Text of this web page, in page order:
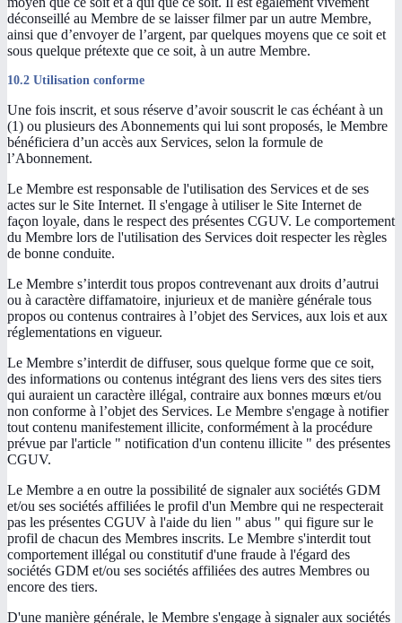
déconseillé au Membre de se laisser filmer par un autre Membre,
ainsi que d’envoyer de l’argent, par quelques moyens que ce soit et
sous quelque prétexte que ce soit, à un autre Membre.
10.2 Utilisation conforme
Une fois inscrit, et sous réserve d’avoir souscrit le cas échéant à un
(1) ou plusieurs des Abonnements qui lui sont proposés, le Membre
bénéficiera d’un accès aux Services, selon la formule de
l’Abonnement.
Le Membre est responsable de l'utilisation des Services et de ses
actes sur le Site Internet. Il s'engage à utiliser le Site Internet de
façon loyale, dans le respect des présentes CGUV. Le comportement
du Membre lors de l'utilisation des Services doit respecter les règles
de bonne conduite.
Le Membre s’interdit tous propos contrevenant aux droits d’autrui
ou à caractère diffamatoire, injurieux et de manière générale tous
propos ou contenus contraires à l’objet des Services, aux lois et aux
réglementations en vigueur.
Le Membre s’interdit de diffuser, sous quelque forme que ce soit,
des informations ou contenus intégrant des liens vers des sites tiers
qui auraient un caractère illégal, contraire aux bonnes mœurs et/ou
non conforme à l’objet des Services. Le Membre s'engage à notifier
tout contenu manifestement illicite, conformément à la procédure
prévue par l'article " notification d'un contenu illicite " des présentes
CGUV.
Le Membre a en outre la possibilité de signaler aux sociétés GDM
et/ou ses sociétés affiliées le profil d'un Membre qui ne respecterait
pas les présentes CGUV à l'aide du lien " abus " qui figure sur le
profil de chacun des Membres inscrits. Le Membre s'interdit tout
comportement illégal ou constitutif d'une fraude à l'égard des
sociétés GDM et/ou ses sociétés affiliées des autres Membres ou
encore des tiers.
D'une manière générale, le Membre s'engage à signaler aux sociétés